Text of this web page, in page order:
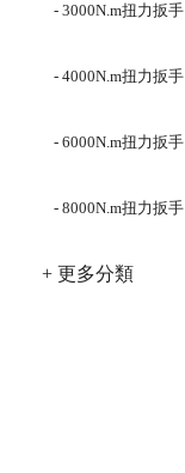
- 3000N.m扭力扳手
- 4000N.m扭力扳手
- 6000N.m扭力扳手
- 8000N.m扭力扳手
+ 更多分類